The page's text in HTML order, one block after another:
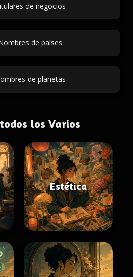
de negocios
de países
de planetas
los Varios
Estética